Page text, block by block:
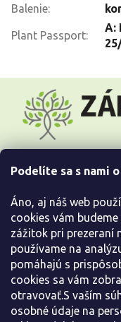
Podelíte sa s nami
Áno, aj náš web
cookies vám
zážitok pri prezeraní
používame na
pomáhajú s
cookies sa vám
otravovať.S vaším
osobné údaje na
Balenie:
Plant Passport:
A:
t
Informácie pre Vás
Kontaktujte nás